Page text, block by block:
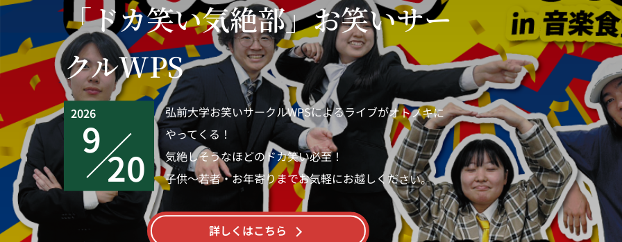
「ドカ笑い気絶部」お笑いサー
クルWPS
2026
9
20
弘前大学お笑いサークルWPSによるライブがオトノキに
やってくる！
気絶しそうなほどのドカ笑い必至！
子供～若者・お年寄りまでお気軽にお越しください。
詳しくはこちら